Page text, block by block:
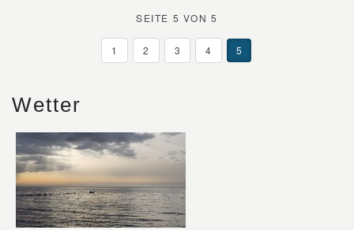
SEITE 5 VON 5
1 2 3 4 5
Wetter